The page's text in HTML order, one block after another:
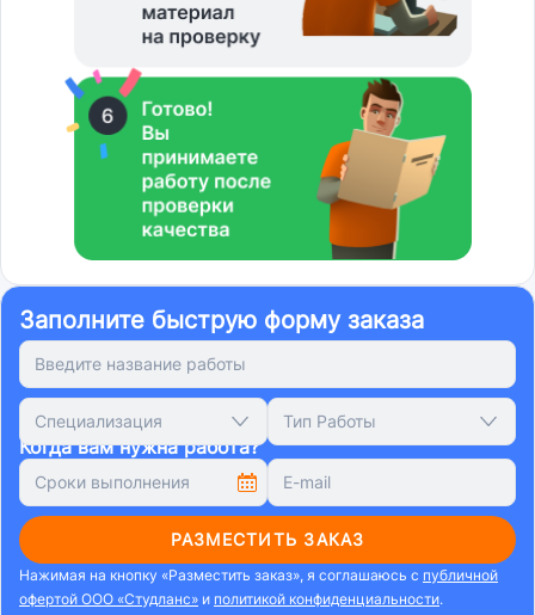
Заполните быструю форму заказа
Специализация Тип Работы
Когда вам нужна работа?
РАЗМЕСТИТЬ ЗАКАЗ
Нажимая на кнопку «Разместить заказ», я соглашаюсь с публичной
офертой ООО «Студланс» и политикой конфиденциальности.